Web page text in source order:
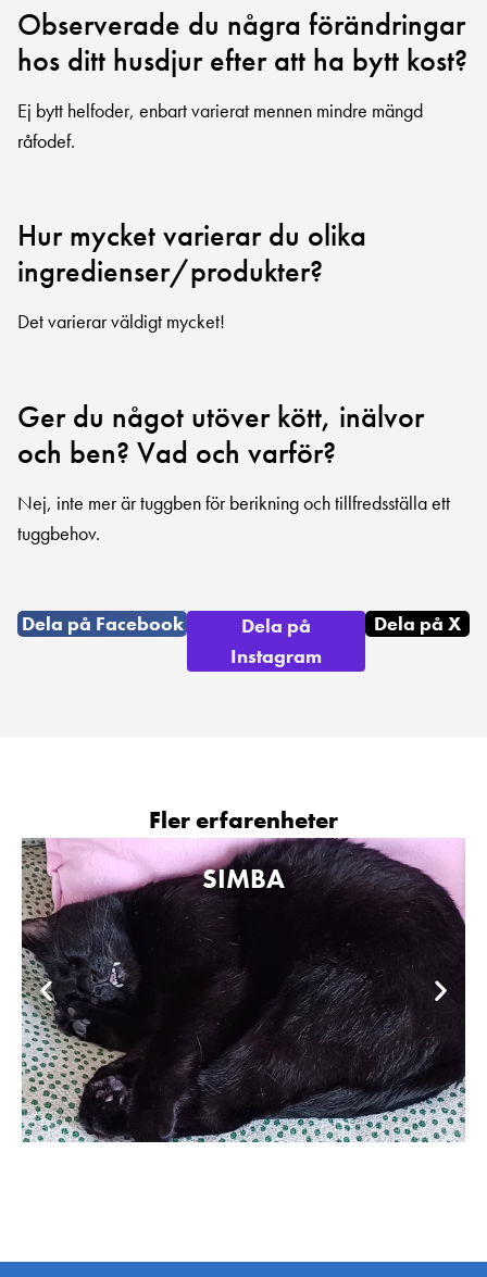
Observerade du några förändringar
hos ditt husdjur efter att ha bytt kost?
Ej bytt helfoder, enbart varierat mennen mindre mängd
råfodef.
Hur mycket varierar du olika
ingredienser/produkter?
Det varierar väldigt mycket!
Ger du något utöver kött, inälvor
och ben? Vad och varför?
Nej, inte mer är tuggben för berikning och tillfredsställa ett
tuggbehov.
Dela på Facebook
Dela på
Instagram
Dela på X
Fler erfarenheter
SIMBA